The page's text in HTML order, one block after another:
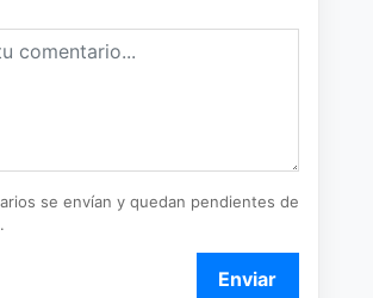
se envían y quedan pendientes de
Enviar